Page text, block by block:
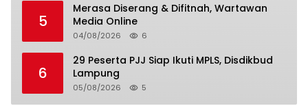
5
Merasa Diserang & Difitnah, Wartawan
Media Online
04/08/2026 6
6
29 Peserta PJJ Siap Ikuti MPLS, Disdikbud
Lampung
05/08/2026 5